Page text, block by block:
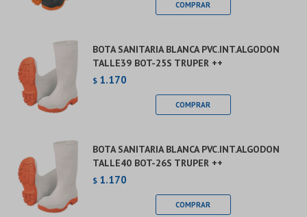
BOTA SANITARIA BLANCA PVC.INT.ALGODON
TALLE39 BOT-25S TRUPER ++
$ 1.170
BOTA SANITARIA BLANCA PVC.INT.ALGODON
TALLE40 BOT-26S TRUPER ++
$ 1.170